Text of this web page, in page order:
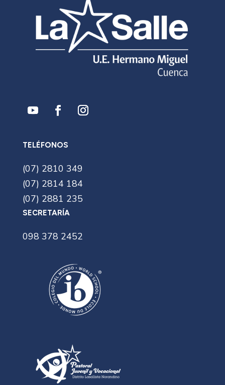
TELÉFONOS
(07) 2810 349
(07) 2814 184
(07) 2881 235
SECRETARÍA
098 378 2452